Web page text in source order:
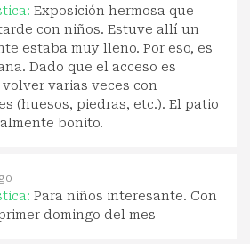
Exposición hermosa que
con niños. Estuve allí un
estaba muy lleno. Por eso, es
Dado que el acceso es
varias veces con
(huesos, piedras, etc.). El patio
bonito.
Para niños interesante. Con
domingo del mes